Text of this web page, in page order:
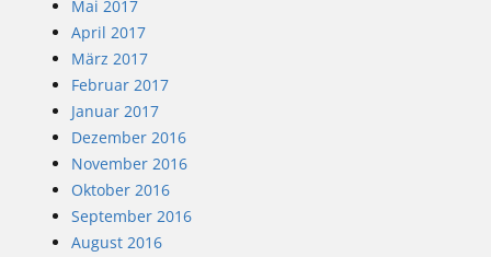
Mai 2017
April 2017
März 2017
Februar 2017
Januar 2017
Dezember 2016
November 2016
Oktober 2016
September 2016
August 2016